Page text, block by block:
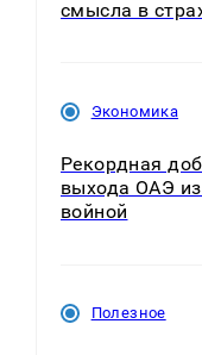
смысла в
Экономика
Рекордная
выхода ОАЭ
войной
Полезное